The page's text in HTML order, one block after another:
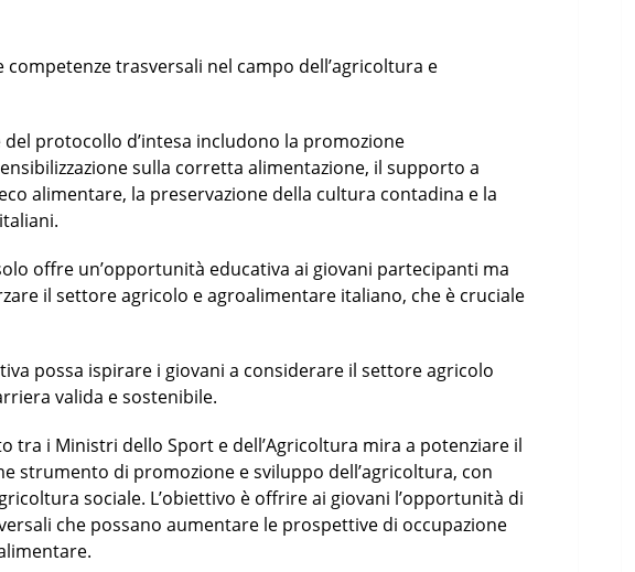
trasversali nel campo dell’agricoltura e
protocollo d’intesa includono la promozione
sulla corretta alimentazione, il supporto a
alimentare, la preservazione della cultura contadina e la
offre un’opportunità educativa ai giovani partecipanti ma
il settore agricolo e agroalimentare italiano, che è cruciale
possa ispirare i giovani a considerare il settore agricolo
valida e sostenibile.
tra i Ministri dello Sport e dell’Agricoltura mira a potenziare il
strumento di promozione e sviluppo dell’agricoltura, con
sociale. L’obiettivo è offrire ai giovani l’opportunità di
che possano aumentare le prospettive di occupazione